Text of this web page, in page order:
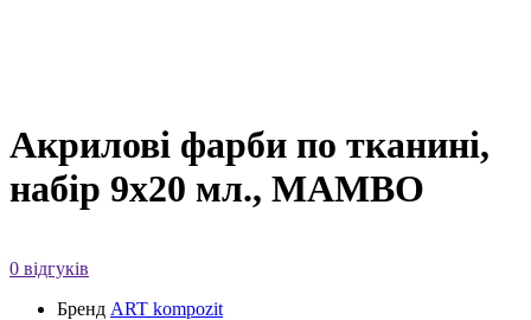
Акрилові фарби по тканині,
набір 9x20 мл., МАМВО
0 відгуків
Бренд ART kompozit